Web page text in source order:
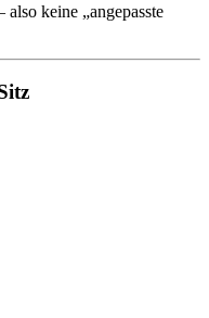
keine „angepasste